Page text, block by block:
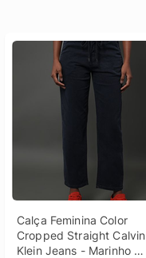
Calça Feminina Color
Cropped Straight Calvin
Klein Jeans - Marinho